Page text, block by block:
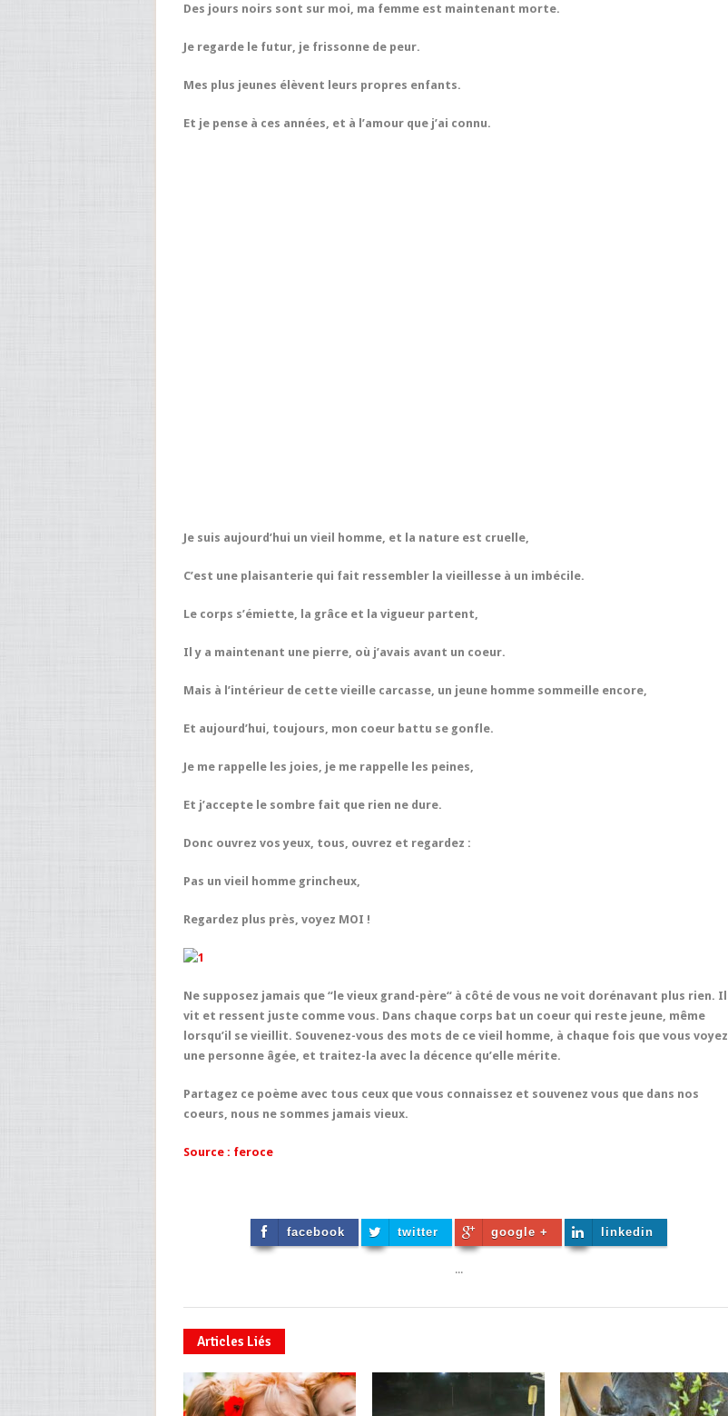
Des jours noirs sont sur moi, ma femme est maintenant morte.
Je regarde le futur, je frissonne de peur.
Mes plus jeunes élèvent leurs propres enfants.
Et je pense à ces années, et à l’amour que j’ai connu.
Je suis aujourd’hui un vieil homme, et la nature est cruelle,
C’est une plaisanterie qui fait ressembler la vieillesse à un imbécile.
Le corps s’émiette, la grâce et la vigueur partent,
Il y a maintenant une pierre, où j’avais avant un coeur.
Mais à l’intérieur de cette vieille carcasse, un jeune homme sommeille encore,
Et aujourd’hui, toujours, mon coeur battu se gonfle.
Je me rappelle les joies, je me rappelle les peines,
Et j’accepte le sombre fait que rien ne dure.
Donc ouvrez vos yeux, tous, ouvrez et regardez :
Pas un vieil homme grincheux,
Regardez plus près, voyez MOI !
Ne supposez jamais que “le vieux grand-père“ à côté de vous ne voit dorénavant plus rien. Il
vit et ressent juste comme vous. Dans chaque corps bat un coeur qui reste jeune, même
lorsqu’il se vieillit. Souvenez-vous des mots de ce vieil homme, à chaque fois que vous voyez
une personne âgée, et traitez-la avec la décence qu’elle mérite.
Partagez ce poème avec tous ceux que vous connaissez et souvenez vous que dans nos
coeurs, nous ne sommes jamais vieux.
Source : feroce
facebook twitter google + linkedin
...
Articles Liés